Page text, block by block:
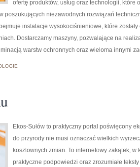
ofertę produktów, usług oraz technologii,
poszukujących niezawodnych rozwiązań
instalacje wysokociśnieniowe, które
Dostarczamy maszyny, pozwalające na
warstw ochronnych oraz wieloma innymi
Ekos-Sułów to praktyczny portal poświęcony
do przyrody nie musi oznaczać wielkich
kosztownych zmian. To internetowy zakątek,
praktyczne podpowiedzi oraz zrozumiałe